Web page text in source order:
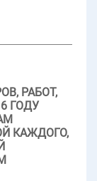
РАБОТ,
ГОДУ
КАЖДОГО,